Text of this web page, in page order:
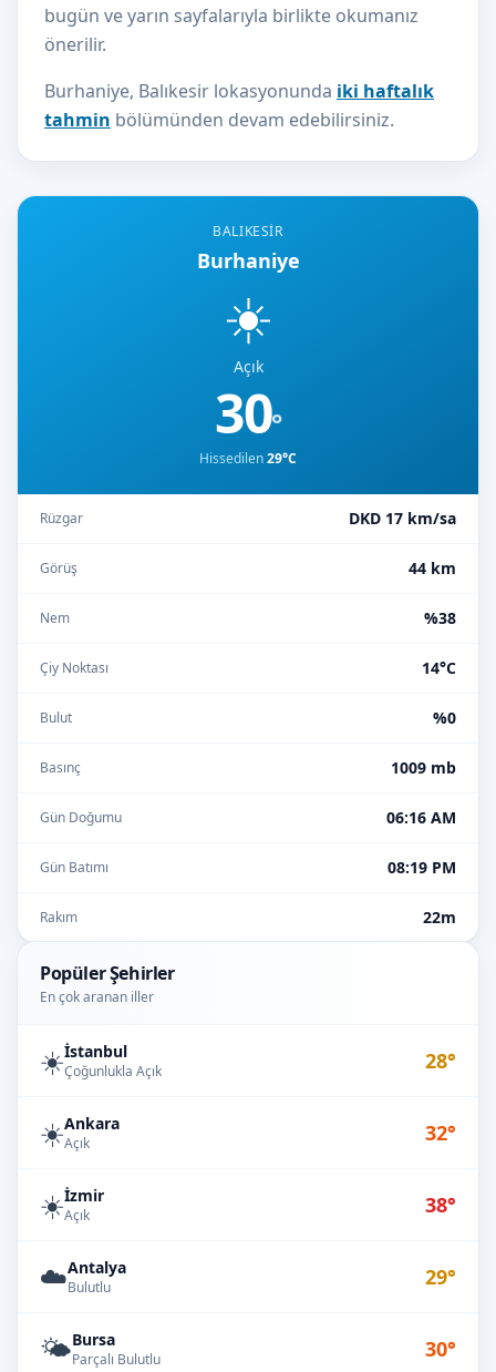
BALIKESIR
Burhaniye
☀️
Açık
30°
Hissedilen29°C
Rüzgar DKD 17 km/sa
Görüş 44 km
Nem %38
Çiy Noktası 14°C
Bulut %0
Basınç 1009 mb
Gün Doğumu 06:16 AM
Gün Batımı 08:19 PM
Rakım 22m
Popüler Şehirler
En çok aranan iller
☀️İstanbul
Çoğunlukla Açık 28°
☀️Ankara
Açık 32°
☀️İzmir
Açık 38°
☁️Antalya
Bulutlu 29°
🌤️Bursa
Parçalı Bulutlu 30°
bugün ve yarın sayfalarıyla birlikte okumanız
önerilir.
Burhaniye, Balıkesir lokasyonunda iki haftalık
tahmin bölümünden devam edebilirsiniz.